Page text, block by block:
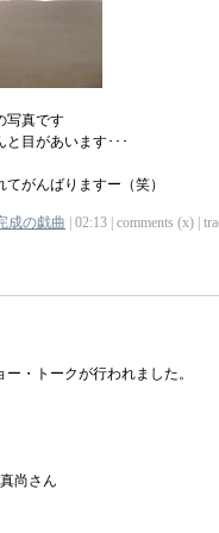
写真です
目があいます･･･
がんばりますー（笑）
成の戯曲 | 02:13 | comments (x) |
・トークが行われました。
尚さん